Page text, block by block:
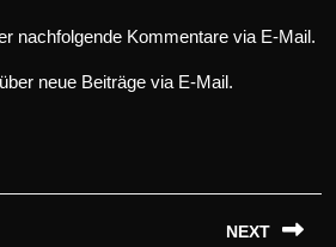
nachfolgende Kommentare via E-Mail.
neue Beiträge via E-Mail.
NEXT